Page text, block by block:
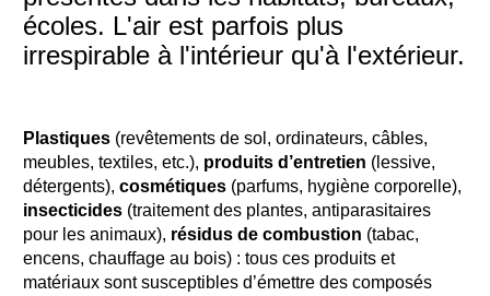
écoles. L'air est parfois plus
irrespirable à l'intérieur qu'à l'extérieur.
Plastiques (revêtements de sol, ordinateurs, câbles,
meubles, textiles, etc.), produits d’entretien (lessive,
détergents), cosmétiques (parfums, hygiène corporelle),
insecticides (traitement des plantes, antiparasitaires
pour les animaux), résidus de combustion (tabac,
encens, chauffage au bois) : tous ces produits et
matériaux sont susceptibles d’émettre des composés